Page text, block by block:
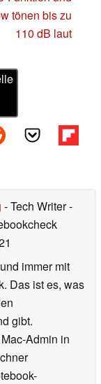
tönen bis zu
110 dB laut
- Tech Writer-
immer mit
Das ist es, was
gibt.
Admin in